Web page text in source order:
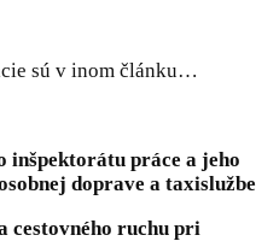
sú v inom článku…
inšpektorátu práce a jeho
doprave a taxislužbe
cestovného ruchu pri